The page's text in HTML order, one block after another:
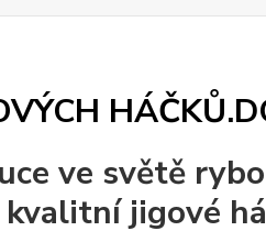
ve světě
jigové